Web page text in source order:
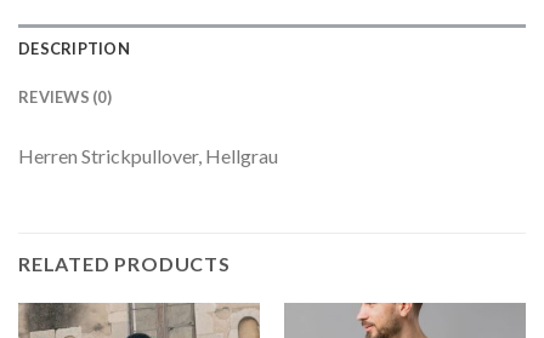
DESCRIPTION
REVIEWS (0)
Herren Strickpullover, Hellgrau
RELATED PRODUCTS